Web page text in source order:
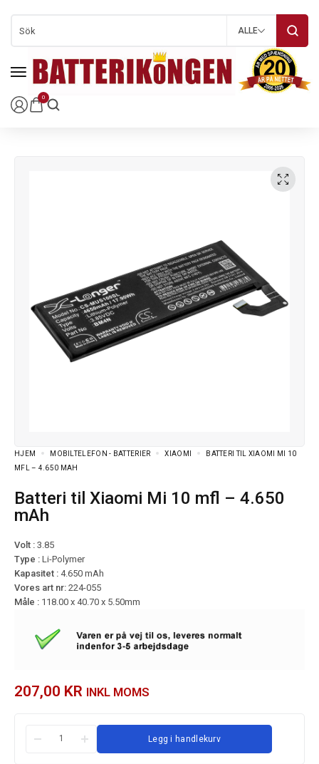
0
ALLE
HJEM MOBILTELEFON - BATTERIER XIAOMI
BATTERI TIL XIAOMI MI 10
MFL – 4.650 MAH
Batteri til Xiaomi Mi 10 mfl – 4.650
mAh
Volt : 3.85
Type : Li-Polymer
Kapasitet : 4.650 mAh
Vores art nr: 224-055
Måle : 118.00 x 40.70 x 5.50mm
207,00 KR INKL MOMS
Legg i handlekurv